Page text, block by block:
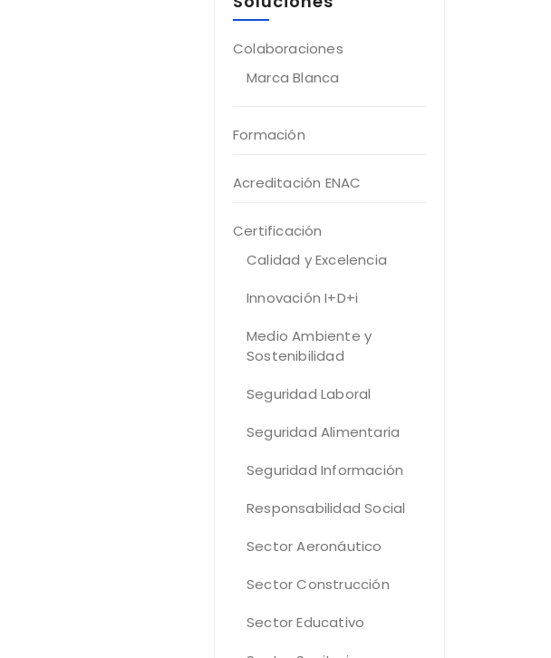
Colaboraciones
Marca Blanca
Formación
Acreditación ENAC
Certificación
Calidad y Excelencia
Innovación I+D+i
Medio Ambiente y
Sostenibilidad
Seguridad Laboral
Seguridad Alimentaria
Seguridad Información
Responsabilidad Social
Sector Aeronáutico
Sector Construcción
Sector Educativo